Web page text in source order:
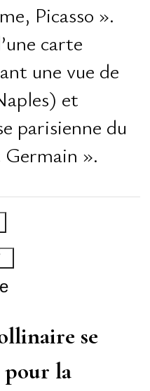
Picasso ».
carte
une vue de
et
parisienne du
Germain ».
se
la